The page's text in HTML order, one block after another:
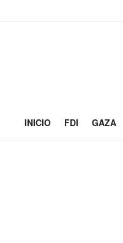
INICIO FDI GAZA